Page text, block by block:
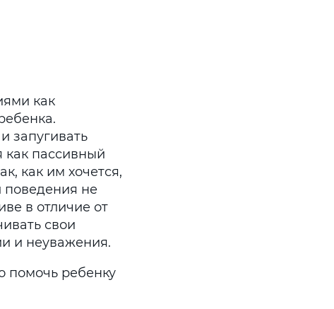
как
запугивать
как пассивный
как им хочется,
не
в отличие от
свои
и неуважения.
помочь ребенку